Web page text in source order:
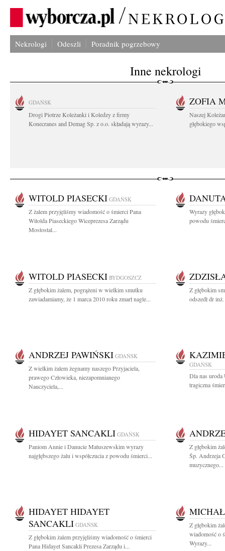
Nekrologi Odeszli Poradnik pogrzebowy
Inne nekrologi
GDAŃSK
Drogi Piotrze Koleżanki i Koledzy z firmy
Konecranes and Demag Sp. z o.o. składają wyrazy...
ZOFIA
Naszej
głębokiego
WITOLD PIASECKI GDAŃSK
Z żalem przyjęliśmy wiadomość o śmierci Pana
Witolda Piaseckiego Wiceprezesa Zarządu
Mostostal...
Wyrazy
powodu
WITOLD PIASECKI BYDGOSZCZ
Z głębokim żalem, pogrążeni w wielkim smutku
zawiadamiamy, że 1 marca 2010 roku zmarł nagle...
Z głębokim
odszedł dr
ANDRZEJ PAWIŃSKI GDAŃSK
Z wielkim żalem żegnamy naszego Przyjaciela,
prawego Człowieka, niezapomnianego
Nauczyciela,...
GDAŃSK
Dla nas uroda
tragiczna
HIDAYET SANCAKLI GDAŃSK
Paniom Annie i Danucie Matuszewskim wyrazy
najgłębszego żalu i współczucia z powodu śmierci...
Z głębokim
Śp. Andrzeja
muzycznego...
HIDAYET HIDAYET
SANCAKLI GDAŃSK
Z głębokim żalem przyjęliśmy wiadomość o śmierci
Pana Hidayet Sancakli Prezesa Zarządu i...
Z głębokim
wiadomość o
Wyrazy...